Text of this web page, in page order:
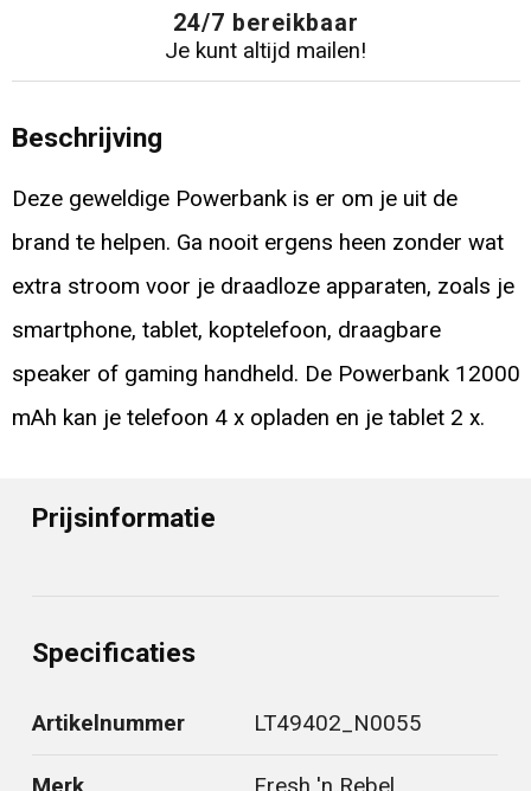
24/7 bereikbaar
Je kunt altijd mailen!
Beschrijving
Deze geweldige Powerbank is er om je uit de
brand te helpen. Ga nooit ergens heen zonder wat
extra stroom voor je draadloze apparaten, zoals je
smartphone, tablet, koptelefoon, draagbare
speaker of gaming handheld. De Powerbank 12000
mAh kan je telefoon 4 x opladen en je tablet 2 x.
Prijsinformatie
Specificaties
Artikelnummer LT49402_N0055